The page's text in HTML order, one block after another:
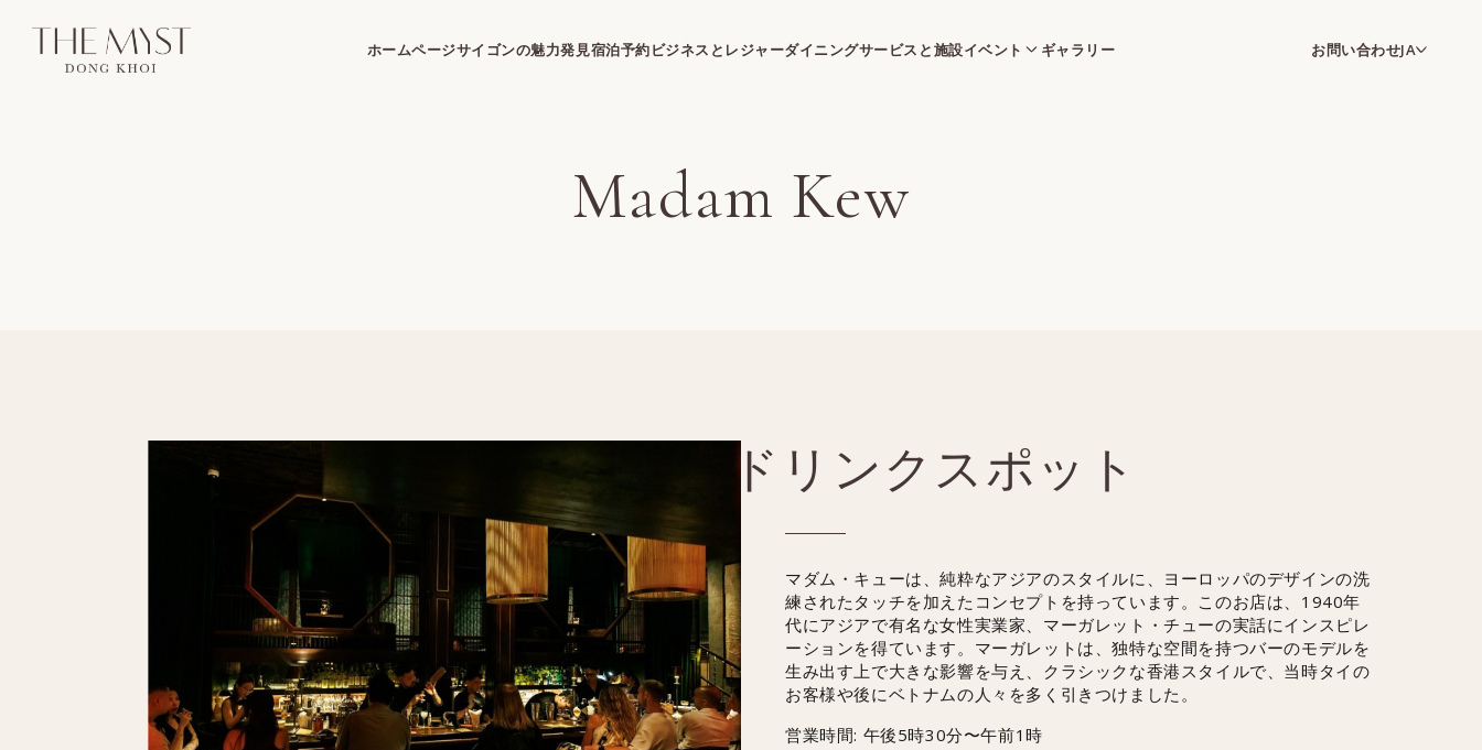
ホームページサイゴンの魅力発見宿泊予約ビジネスとレジャーダイニングサービスと施設イベント ギャラリー お問い合わせJA
Madam Kew
ドリンクスポット
マダム・キューは、純粋なアジアのスタイルに、ヨーロッパのデザインの洗
練されたタッチを加えたコンセプトを持っています。このお店は、1940年
代にアジアで有名な女性実業家、マーガレット・チューの実話にインスピレ
ーションを得ています。マーガレットは、独特な空間を持つバーのモデルを
生み出す上で大きな影響を与え、クラシックな香港スタイルで、当時タイの
お客様や後にベトナムの人々を多く引きつけました。
営業時間: 午後5時30分〜午前1時